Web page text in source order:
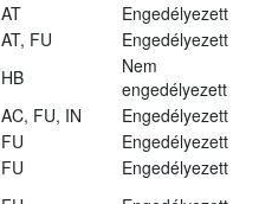
AT
Engedélyezett
AT, FU
Engedélyezett
HB
Nem
engedélyezett
AC, FU, IN
Engedélyezett
FU
Engedélyezett
FU
Engedélyezett